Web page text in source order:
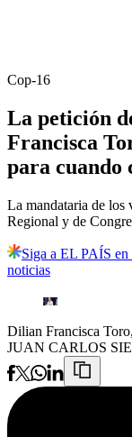
Cop-16
La petición
Francisca
para cuando
La mandataria de los
Regional y de
Siga a EL PAÍS
noticias
Dilian Francisca
JUAN CARLOS